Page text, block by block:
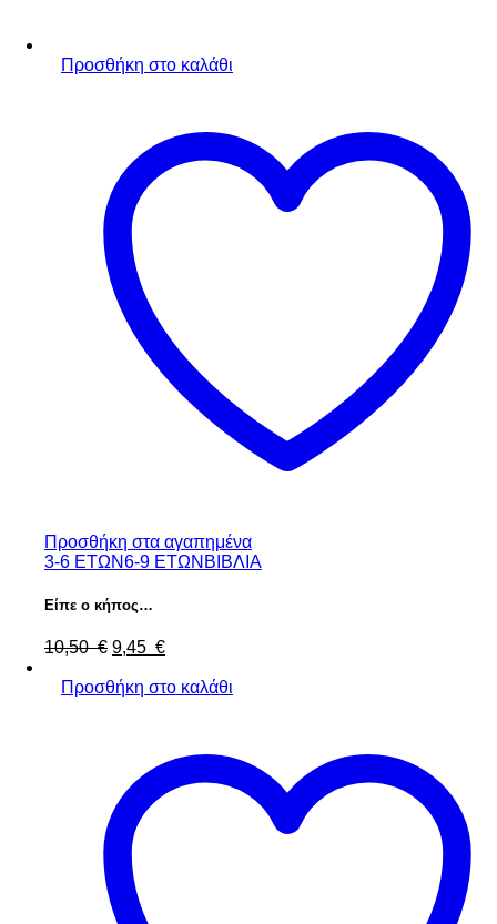
Προσθήκη στο καλάθι
Προσθήκη στα αγαπημένα
3-6 ΕΤΩΝ6-9 ΕΤΩΝ ΒΙΒΛΙΑ
Είπε ο κήπος…
10,50 € Original
was:
9,45 €Η
τιμή
Προσθήκη στο καλάθι